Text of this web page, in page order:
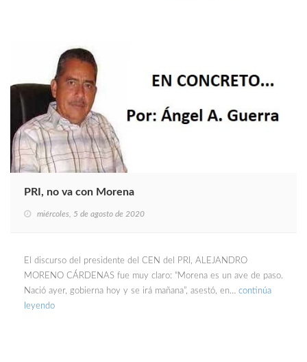
PRI, no va con Morena
miércoles, 5 de agosto de 2020
El discurso del presidente del CEN del PRI, ALEJANDRO
MORENO CÁRDENAS fue muy claro: “Morena es un ave de paso.
Nació ayer, gobierna hoy y se irá mañana”, asestó, en… continúa
leyendo